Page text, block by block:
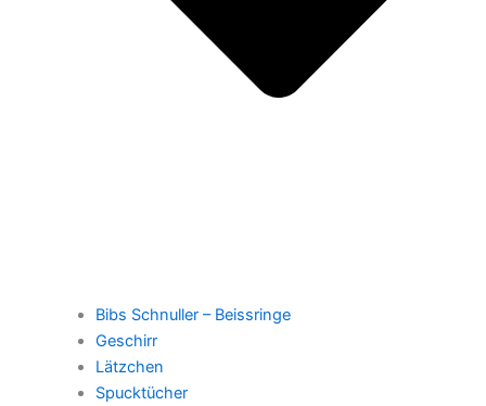
Bibs Schnuller – Beissringe
Geschirr
Lätzchen
Spucktücher